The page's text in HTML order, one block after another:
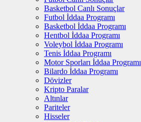
Basketbol Canlı Sonuçlar
Futbol İddaa Programı
Basketbol İddaa Programı
Hentbol İddaa Programı
Voleybol İddaa Programı
Tenis İddaa Programı
Motor Sporları İddaa Programı
Bilardo İddaa Programı
Dövizler
Kripto Paralar
Altınlar
Pariteler
Hisseler